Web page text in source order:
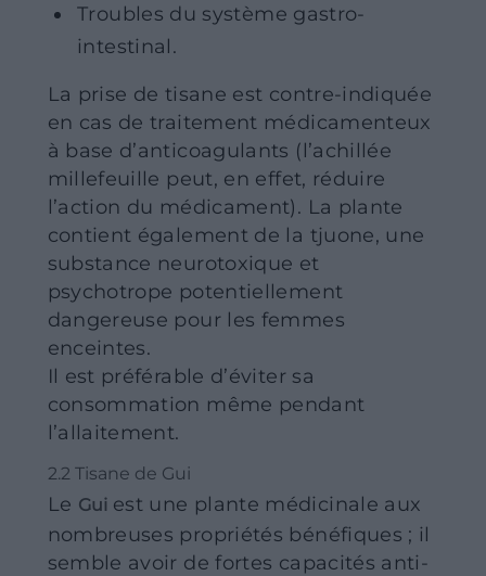
Troubles du système gastro-
intestinal.
La prise de tisane est contre-indiquée
en cas de traitement médicamenteux
à base d’anticoagulants (l’achillée
millefeuille peut, en effet, réduire
l’action du médicament). La plante
contient également de la tjuone, une
substance neurotoxique et
psychotrope potentiellement
dangereuse pour les femmes
enceintes.
Il est préférable d’éviter sa
consommation même pendant
l’allaitement.
2.2 Tisane de Gui
Le Guiest une plante médicinale aux
nombreuses propriétés bénéfiques ; il
semble avoir de fortes capacités anti-